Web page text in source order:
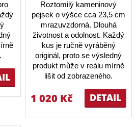
Roztomilý kameninový
pejsek o výšce cca 23,5 cm
mrazuvzdorná. Dlouhá
životnost a odolnost. Každý
kus je ručně vyráběný
originál, proto se výsledný
produkt může v reálu mírně
lišit od zobrazeného.
DETAIL
1 020 Kč